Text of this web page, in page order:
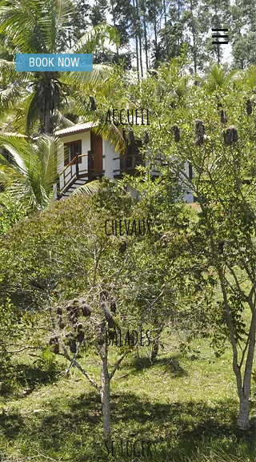
BOOK NOW
ACCUEIL
CHEVAUX
BALADES
SE LOGER